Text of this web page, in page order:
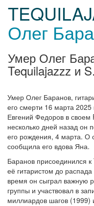
Олег
Умер Олег
Tequilajazzz и
Умер Олег Баранов,
его смерти 16 марта 2025
Евгений Федоров в своем
несколько дней назад он
его рождения, 4 марта. О
сообщила его вдова Яна.
Баранов присоединился к
её гитаристом до
время он сыграл важную
группы и участвовал в
миллиардов шагов